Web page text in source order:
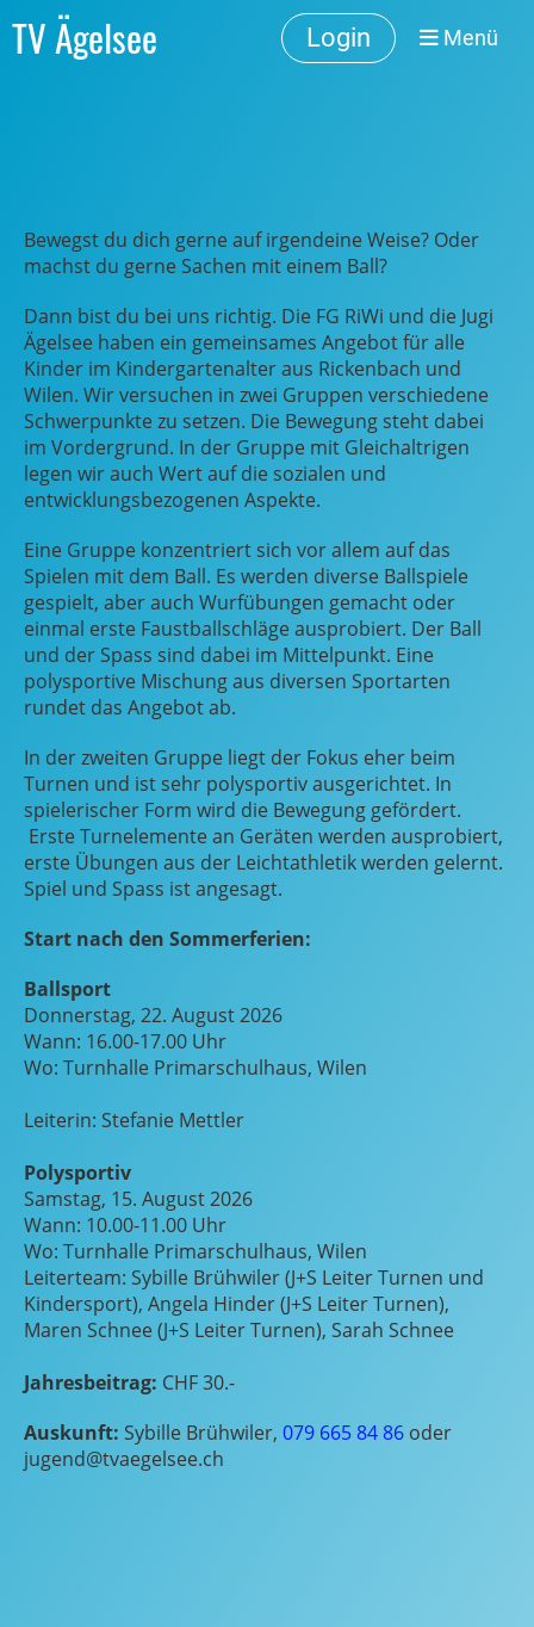
TV Ägelsee Login Menü
Bewegst du dich gerne auf irgendeine Weise? Oder
machst du gerne Sachen mit einem Ball?
Dann bist du bei uns richtig. Die FG RiWi und die Jugi
Ägelsee haben ein gemeinsames Angebot für alle
Kinder im Kindergartenalter aus Rickenbach und
Wilen. Wir versuchen in zwei Gruppen verschiedene
Schwerpunkte zu setzen. Die Bewegung steht dabei
im Vordergrund. In der Gruppe mit Gleichaltrigen
legen wir auch Wert auf die sozialen und
entwicklungsbezogenen Aspekte.
Eine Gruppe konzentriert sich vor allem auf das
Spielen mit dem Ball. Es werden diverse Ballspiele
gespielt, aber auch Wurfübungen gemacht oder
einmal erste Faustballschläge ausprobiert. Der Ball
und der Spass sind dabei im Mittelpunkt. Eine
polysportive Mischung aus diversen Sportarten
rundet das Angebot ab.
In der zweiten Gruppe liegt der Fokus eher beim
Turnen und ist sehr polysportiv ausgerichtet. In
spielerischer Form wird die Bewegung gefördert.
Erste Turnelemente an Geräten werden ausprobiert,
erste Übungen aus der Leichtathletik werden gelernt.
Spiel und Spass ist angesagt.
Start nach den Sommerferien:
Ballsport
Donnerstag, 22. August 2026
Wann: 16.00-17.00 Uhr
Wo: Turnhalle Primarschulhaus, Wilen
Leiterin: Stefanie Mettler
Polysportiv
Samstag, 15. August 2026
Wann: 10.00-11.00 Uhr
Wo: Turnhalle Primarschulhaus, Wilen
Leiterteam: Sybille Brühwiler (J+S Leiter Turnen und
Kindersport), Angela Hinder (J+S Leiter Turnen),
Maren Schnee (J+S Leiter Turnen), Sarah Schnee
Jahresbeitrag: CHF 30.-
Auskunft: Sybille Brühwiler, 079 665 84 86 oder
jugend@tvaegelsee.ch